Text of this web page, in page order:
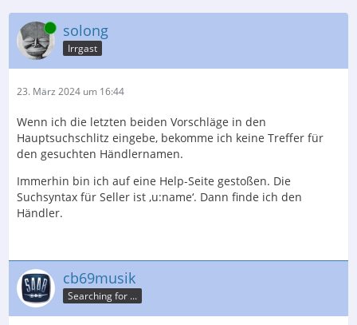
Online solong
Irrgast
23. März 2024 um 16:44
Wenn ich die letzten beiden Vorschläge in den
Hauptsuchschlitz eingebe, bekomme ich keine Treffer für
den gesuchten Händlernamen.
Immerhin bin ich auf eine Help-Seite gestoßen. Die
Suchsyntax für Seller ist ‚u:name‘. Dann finde ich den
Händler.
cb69musik
Searching for ...